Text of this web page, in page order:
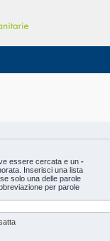
essere cercata e un-
Inserisci una lista
solo una delle parole
per parole